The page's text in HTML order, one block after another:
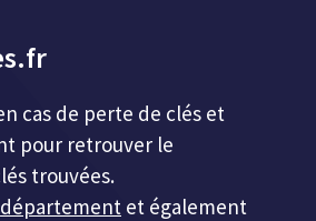
cas de perte de clés et
pour retrouver le
trouvées.
département et également